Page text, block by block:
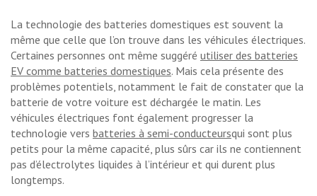
La technologie des batteries domestiques est souvent la
même que celle que l’on trouve dans les véhicules électriques.
Certaines personnes ont même suggéré utiliser des batteries
EV comme batteries domestiques. Mais cela présente des
problèmes potentiels, notamment le fait de constater que la
batterie de votre voiture est déchargée le matin. Les
véhicules électriques font également progresser la
technologie vers batteries à semi-conducteursqui sont plus
petits pour la même capacité, plus sûrs car ils ne contiennent
pas d’électrolytes liquides à l’intérieur et qui durent plus
longtemps.